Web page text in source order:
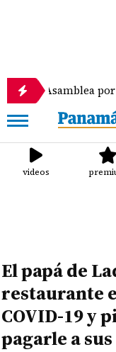
por
videos
El papá de
restaurante
COVID-19 y
pagarle a